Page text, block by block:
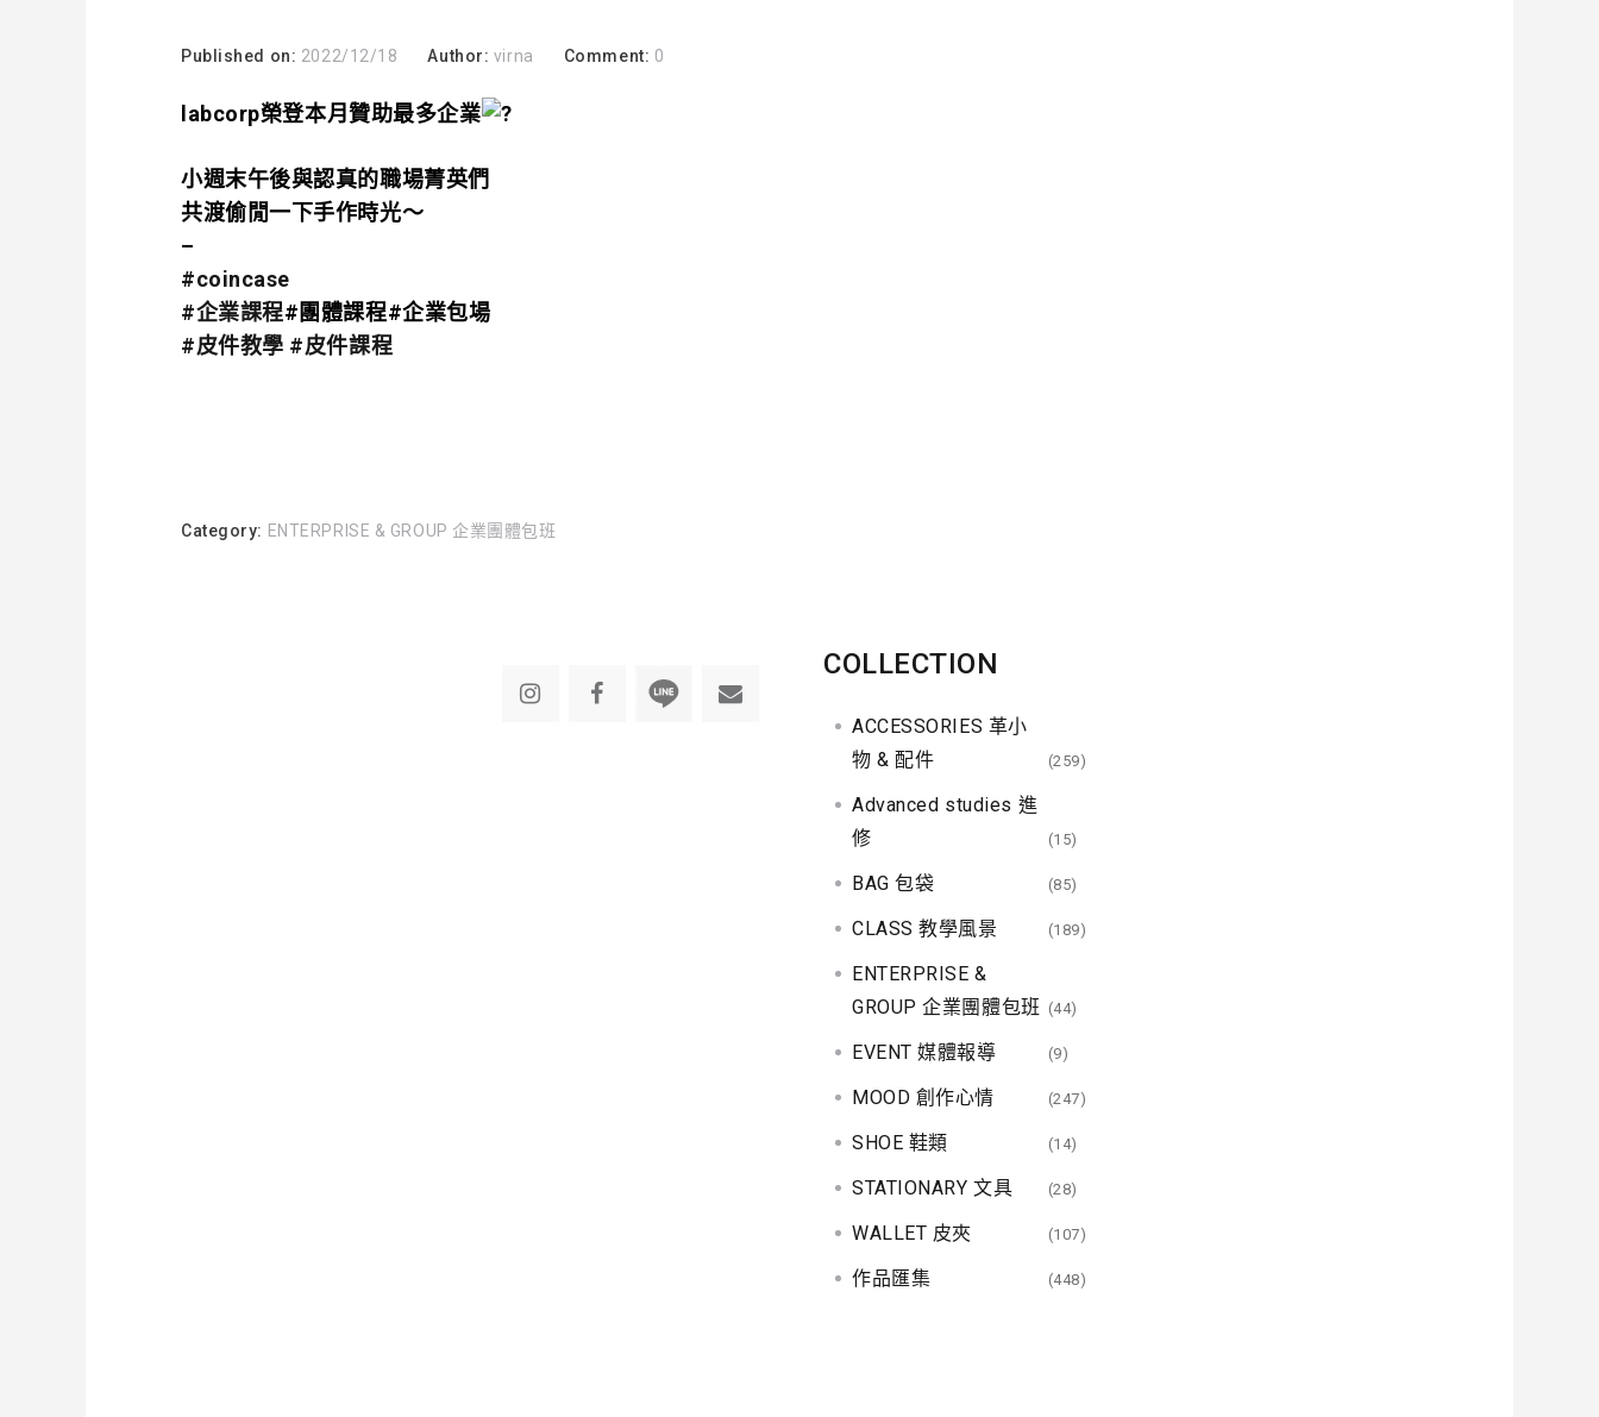
Published on: 2022/12/18 Author: virna Comment: 0
labcorp榮登本月贊助最多企業
小週末午後與認真的職場菁英們
共渡偷閒一下手作時光～
–
#coincase
#企業課程#團體課程#企業包場
#皮件教學 #皮件課程
Category: ENTERPRISE & GROUP 企業團體包班
COLLECTION
ACCESSORIES 革小
物 & 配件
(259)
Advanced studies 進
修
(15)
BAG 包袋 (85)
CLASS 教學風景 (189)
ENTERPRISE &
GROUP 企業團體包班 (44)
EVENT 媒體報導 (9)
MOOD 創作心情 (247)
SHOE 鞋類 (14)
STATIONARY 文具 (28)
WALLET 皮夾 (107)
作品匯集 (448)